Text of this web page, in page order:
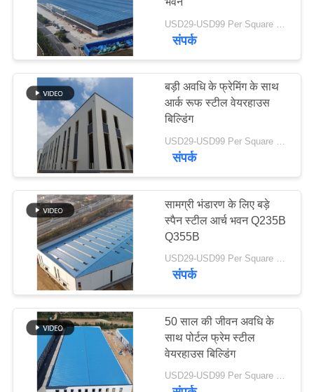
समाचार
समाधान
BLOG
साइटमैप
PRIVACY
POLICY
संपर्क
बड़ी अवधि के फ्रेमिंग के साथ
आर्क रूफ स्टील वेयरहाउस
बिल्डिंग
USD29-USD99 Per Square Meter MOQ:500 वर्ग मीटर
संपर्क
सामग्री भंडारण के लिए बड़े
स्पैन स्टील आर्च भवन Q235B
Q355B
USD29-USD99 Per Square Meter MOQ:500 वर्ग मीटर
संपर्क
50 साल की जीवन अवधि के
साथ पोर्टल फ्रेम स्टील
वेयरहाउस बिल्डिंग
USD29-USD99 Per Square Meter MOQ:500 वर्ग मीटर